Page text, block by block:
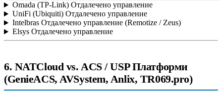
Omada (TP-Link) Отдалечено управление
UniFi (Ubiquiti) Отдалечено управление
Intelbras Отдалечено управление (Remotize / Zeus)
Elsys Отдалечено управление
6. NATCloud vs. ACS / USP Платформи
(GenieACS, AVSystem, Anlix, TR069.pro)